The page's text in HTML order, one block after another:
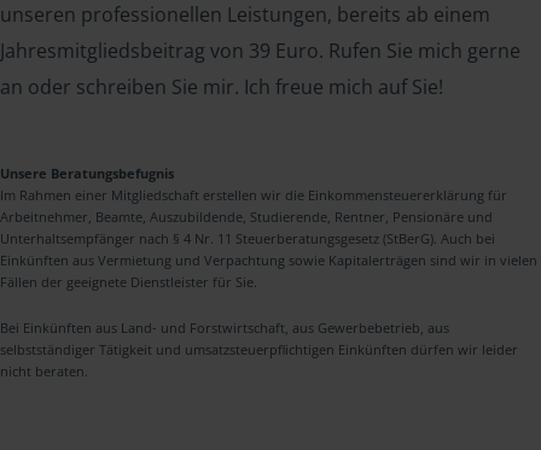
unseren professionellen Leistungen, bereits ab einem
Jahresmitgliedsbeitrag von 39 Euro. Rufen Sie mich gerne
an oder schreiben Sie mir. Ich freue mich auf Sie!
Unsere Beratungsbefugnis
Im Rahmen einer Mitgliedschaft erstellen wir die Einkommensteuererklärung für
Arbeitnehmer, Beamte, Auszubildende, Studierende, Rentner, Pensionäre und
Unterhaltsempfänger nach § 4 Nr. 11 Steuerberatungsgesetz (StBerG). Auch bei
Einkünften aus Vermietung und Verpachtung sowie Kapitalerträgen sind wir in vielen
Fällen der geeignete Dienstleister für Sie.
Bei Einkünften aus Land- und Forstwirtschaft, aus Gewerbebetrieb, aus
selbstständiger Tätigkeit und umsatzsteuerpflichtigen Einkünften dürfen wir leider
nicht beraten.